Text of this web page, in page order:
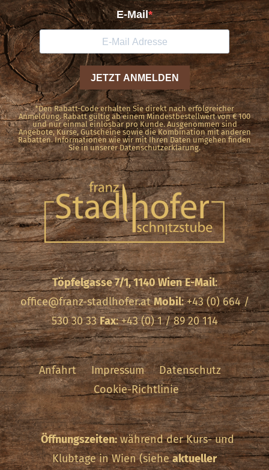
*Den Rabatt-Code erhalten Sie direkt nach erfolgreicher
Anmeldung. Rabatt gültig ab einem Mindestbestellwert von € 100
und nur einmal einlösbar pro Kunde. Ausgenommen sind
Angebote, Kurse, Gutscheine sowie die Kombination mit anderen
Rabatten. Informationen wie wir mit Ihren Daten umgehen finden
Sie in unserer Datenschutzerklärung.
Töpfelgasse 7/1, 1140 Wien E-Mail:
office@franz-stadlhofer.at Mobil: +43 (0) 664 /
530 30 33Fax: +43 (0) 1 / 89 20 114
Anfahrt Impressum
Datenschutz
Cookie-Richtlinie
Öffnungszeiten:während der Kurs- und
Klubtage in Wien (sieheaktueller